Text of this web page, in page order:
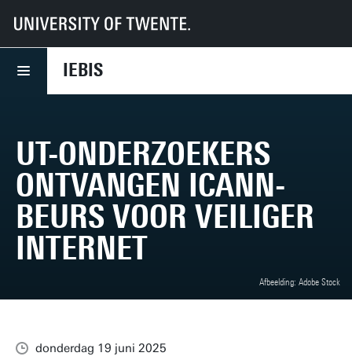
IEBIS
UT Faculteiten BMS Dept HBE
UT-onderzoekers ontvangen ICANN-beurs voor veiliger internet
Afbeelding: Adobe Stock
UT-ONDERZOEKERS
ONTVANGEN ICANN-
BEURS VOOR VEILIGER
INTERNET
donderdag 19 juni 2025